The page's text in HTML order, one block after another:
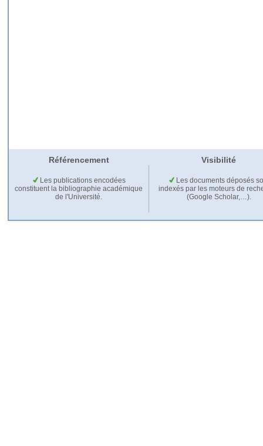
Référencement Visibilité
Les publications encodées
constituent la bibliographie académique
de l'Université.
Les documents déposés
indexés par les moteurs de
(Google Scholar,…).